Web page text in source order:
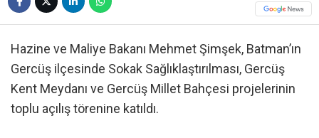
Hazine ve Maliye Bakanı Mehmet Şimşek, Batman’ın
Gercüş ilçesinde Sokak Sağlıklaştırılması, Gercüş
Kent Meydanı ve Gercüş Millet Bahçesi projelerinin
toplu açılış törenine katıldı.